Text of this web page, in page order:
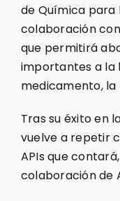
de Química para
colaboración
que permitirá
importantes a la
medicamento,
Tras su éxito en
vuelve a repetir
APIs que
colaboración de